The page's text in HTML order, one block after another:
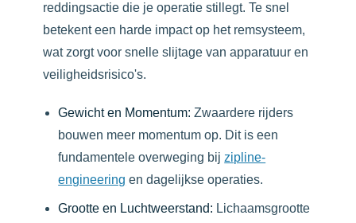
reddingsactie die je operatie stillegt. Te snel
betekent een harde impact op het remsysteem,
wat zorgt voor snelle slijtage van apparatuur en
veiligheidsrisico's.
Gewicht en Momentum: Zwaardere rijders
bouwen meer momentum op. Dit is een
fundamentele overweging bijzipline-
engineering en dagelijkse operaties.
Grootte en Luchtweerstand: Lichaamsgrootte